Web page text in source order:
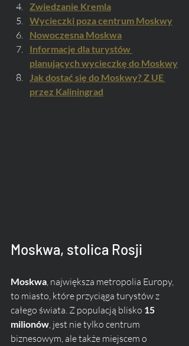
Zwiedzanie Kremla
Wycieczki poza centrum Moskwy
Nowoczesna Moskwa
Informacje dla turystów
planujących wycieczkę do Moskwy
Jak dostać się do Moskwy? Z UE
przez Kaliningrad
Moskwa, stolica Rosji
Moskwa, największa metropolia Europy,
to miasto, które przyciąga turystów z
całego świata. Z populacją blisko 15
milionów, jest nie tylko centrum
biznesowym, ale także miejscem o